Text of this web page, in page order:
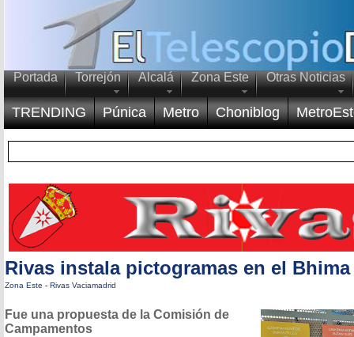
Portada Torrejón Alcalá Zona Este Otras Noticias
TRENDING Púnica Metro Choniblog
Rivas instala pictogramas en el
Zona Este - Rivas Vaciamadrid
Fue una propuesta de la Comisión de
Campamentos